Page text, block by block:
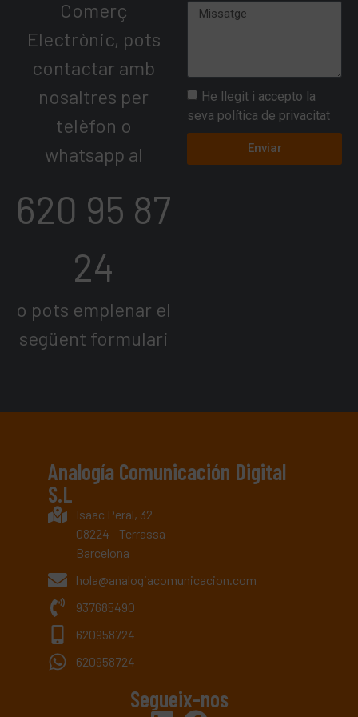
Comerç
Electrònic, pots
contactar amb
nosaltres per
telèfon o
whatsapp al
620 95 87
24
o pots emplenar el
següent formulari
He llegit i accepto la
seva política de privacitat
Enviar
Analogía Comunicación Digital
S.L
Isaac Peral, 32
08224 - Terrassa
Barcelona
hola@analogiacomunicacion.com
937685490
620958724
620958724
Segueix-nos